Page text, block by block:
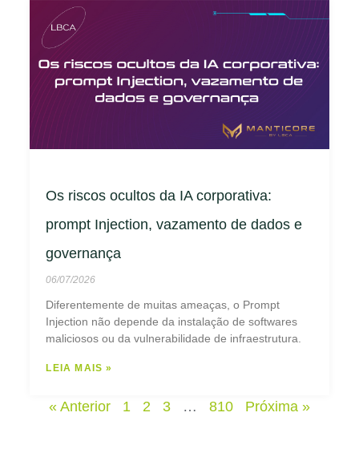
Os riscos ocultos da IA corporativa:
prompt Injection, vazamento de dados e
governança
06/07/2026
Diferentemente de muitas ameaças, o Prompt
Injection não depende da instalação de softwares
maliciosos ou da vulnerabilidade de infraestrutura.
LEIA MAIS »
« Anterior 1 2 3 … 810 Próxima »